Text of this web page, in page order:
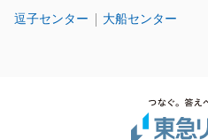
逗子センター 大船センター